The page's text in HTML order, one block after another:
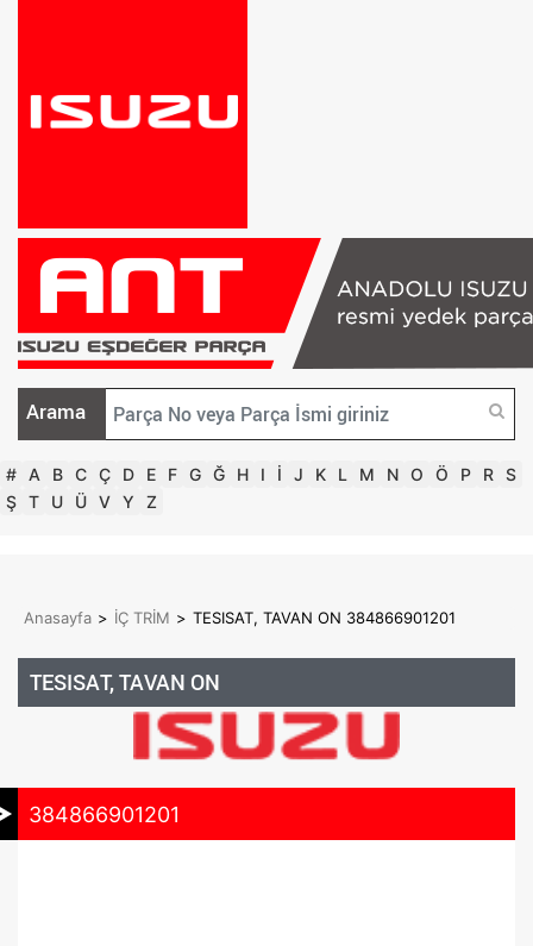
Arama
# A B C Ç D E F G Ğ H I İ J K L M N O Ö P R S
Ş T U Ü V Y Z
Anasayfa > İÇ TRİM > TESISAT, TAVAN ON 384866901201
TESISAT, TAVAN ON
384866901201